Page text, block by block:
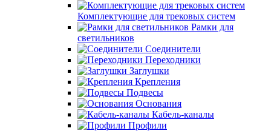
Комплектующие для трековых систем
Рамки для
светильников
Соединители
Переходники
Заглушки
Крепления
Подвесы
Основания
Кабель-каналы
Профили